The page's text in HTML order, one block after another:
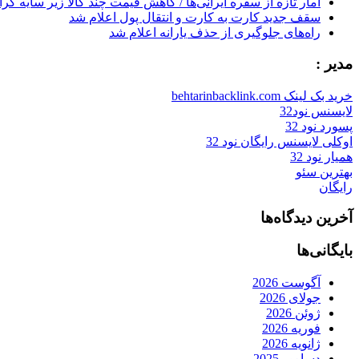
سقف جدید کارت به کارت و انتقال پول اعلام شد
راه‌های جلوگیری از حذف یارانه اعلام شد
مدیر :
خرید بک لینک behtarinbacklink.com
لایسنس نود32
پسورد نود 32
اوکلی لایسنس رایگان نود 32
همیار نود 32
بهترین سئو
رایگان
آخرین دیدگاه‌ها
بایگانی‌ها
آگوست 2026
جولای 2026
ژوئن 2026
فوریه 2026
ژانویه 2026